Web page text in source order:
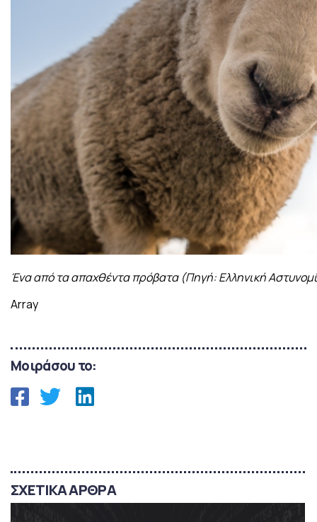
Ένα από τα απαχθέντα πρόβατα (Πηγή: Ελληνική
Array
Μοιράσου το:
ΣΧΕΤΙΚΑ ΑΡΘΡΑ